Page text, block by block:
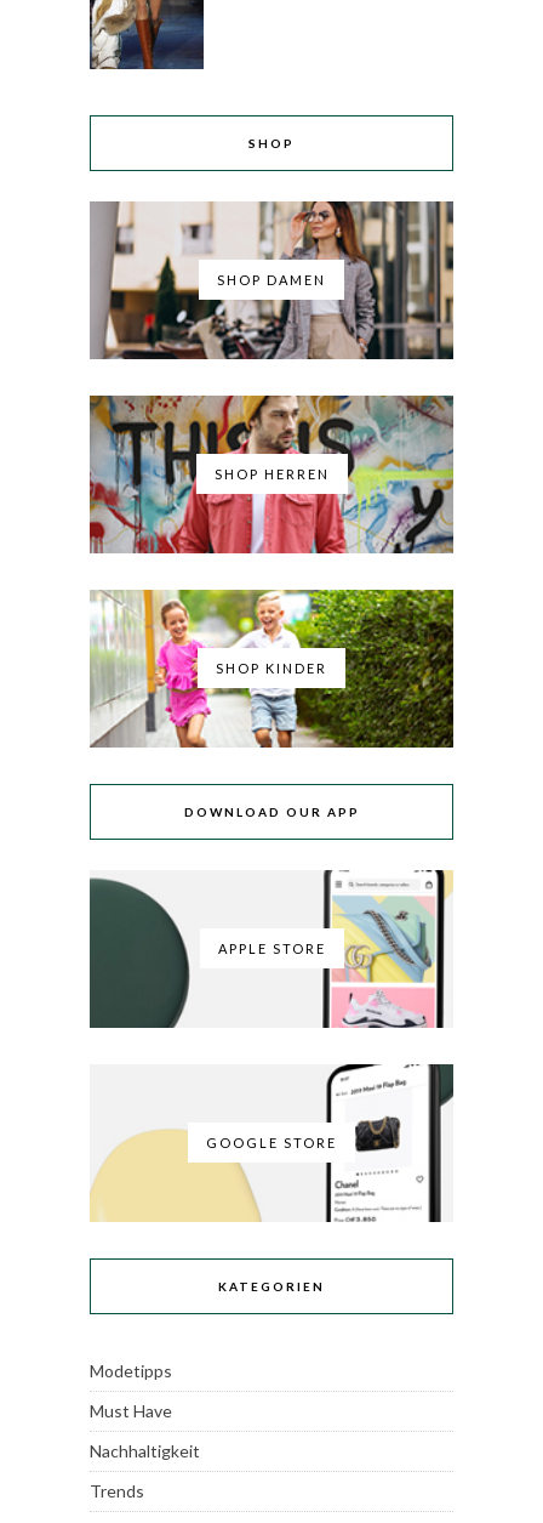
SHOP
SHOP DAMEN
SHOP HERREN
SHOP KINDER
DOWNLOAD OUR APP
APPLE STORE
GOOGLE STORE
KATEGORIEN
Modetipps
Must Have
Nachhaltigkeit
Trends